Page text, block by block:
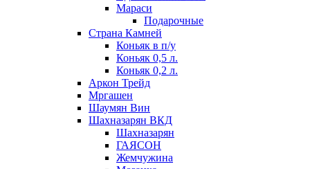
Мараси
Подарочные
Страна Камней
Коньяк в п/у
Коньяк 0,5 л.
Коньяк 0,2 л.
Аркон Трейд
Мргашен
Шаумян Вин
Шахназарян ВКД
Шахназарян
ГАЯСОН
Жемчужина